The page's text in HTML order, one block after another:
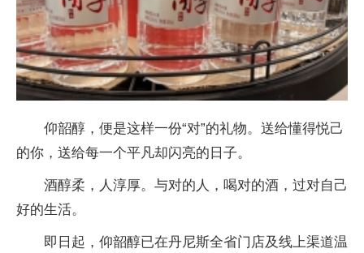
仰韶醇，便是这样一份“对”的礼物。送给懂得悦己
的你，送给每一个平凡却闪亮的日子。
酒醇柔，人淳厚。与对的人，喝对的酒，过对自己
好的生活。
即日起，仰韶醇已在丹尼斯全省门店及线上渠道温